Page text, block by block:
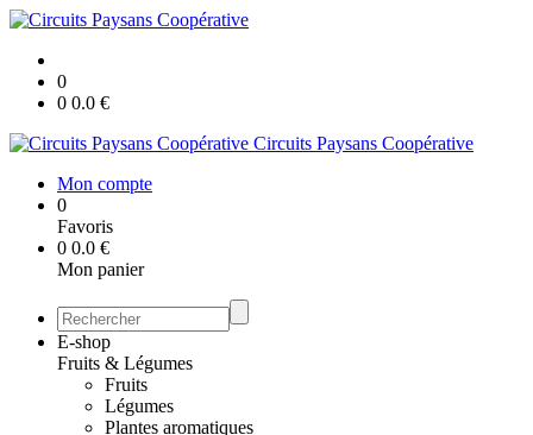
0
0 0.0 €
Circuits Paysans Coopérative
Mon compte
0
Favoris
0 0.0 €
Mon panier
E-shop
Fruits & Légumes
Fruits
Légumes
Plantes aromatiques